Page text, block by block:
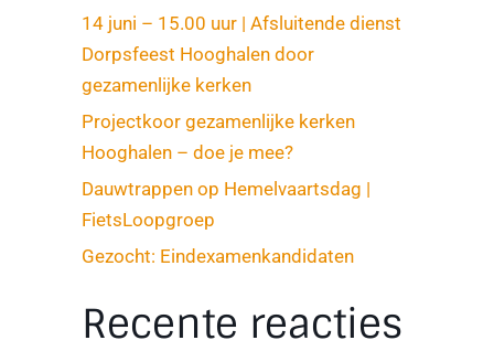
14 juni – 15.00 uur | Afsluitende dienst
Dorpsfeest Hooghalen door
gezamenlijke kerken
Projectkoor gezamenlijke kerken
Hooghalen – doe je mee?
Dauwtrappen op Hemelvaartsdag |
FietsLoopgroep
Gezocht: Eindexamenkandidaten
Recente reacties